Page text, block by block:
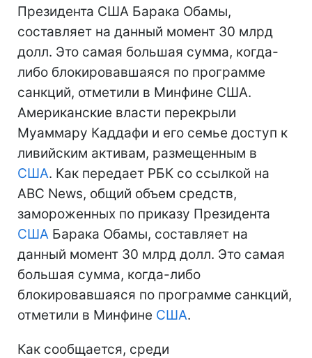
Президента США Барака Обамы,
составляет на данный момент 30 млрд
долл. Это самая большая сумма, когда-
либо блокировавшаяся по программе
санкций, отметили в Минфине США.
Американские власти перекрыли
Муаммару Каддафи и его семье доступ к
ливийским активам, размещенным в
США. Как передает РБК со ссылкой на
ABC News, общий объем средств,
замороженных по приказу Президента
США Барака Обамы, составляет на
данный момент 30 млрд долл. Это самая
большая сумма, когда-либо
блокировавшаяся по программе санкций,
отметили в Минфине США.
Как сообщается, среди